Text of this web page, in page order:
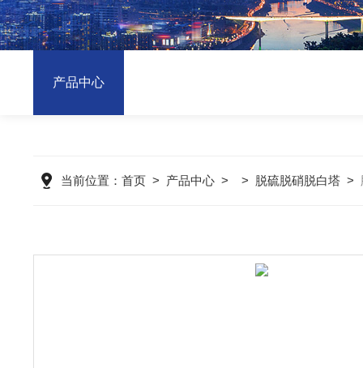
产品中心
当前位置： 首页> 产品中心> > 脱硫脱硝脱白塔>